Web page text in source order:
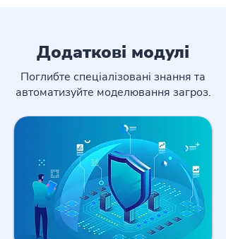
Додаткові модулі
Поглибте спеціалізовані знання та
автоматизуйте моделювання загроз.